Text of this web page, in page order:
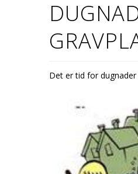
Det er tid for